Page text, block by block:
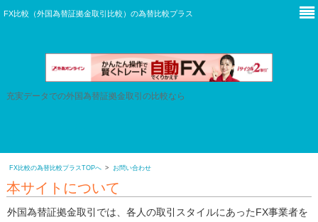
FX比較（外国為替証拠金取引比較）の為替比較プラス
本サイトは広告を含みます。
充実データでの外国為替証拠金取引の比較なら
FX比較の為替比較プラスTOPへ お問い合わせ
本サイトについて
外国為替証拠金取引では、各人の取引スタイルにあったFX事業者を